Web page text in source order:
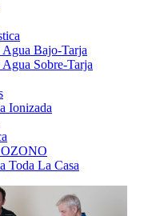
Bajo-Tarja
Sobre-Tarja
Ionizada
Toda La Casa